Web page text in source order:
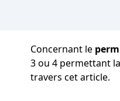
Concernant le
3 ou 4 permettant
travers cet article.